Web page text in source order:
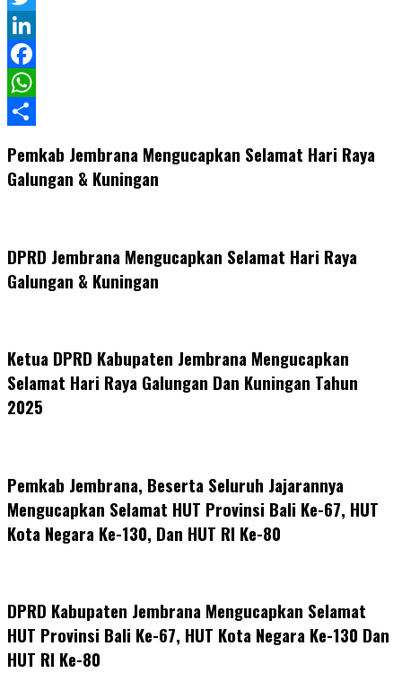
Twitter
LinkedIn
Facebook
WhatsApp
Pemkab Jembrana Mengucapkan Selamat Hari Raya
Galungan & Kuningan
DPRD Jembrana Mengucapkan Selamat Hari Raya
Galungan & Kuningan
Ketua DPRD Kabupaten Jembrana Mengucapkan
Selamat Hari Raya Galungan Dan Kuningan Tahun
2025
Pemkab Jembrana, Beserta Seluruh Jajarannya
Mengucapkan Selamat HUT Provinsi Bali Ke-67, HUT
Kota Negara Ke-130, Dan HUT RI Ke-80
DPRD Kabupaten Jembrana Mengucapkan Selamat
HUT Provinsi Bali Ke-67, HUT Kota Negara Ke-130 Dan
HUT RI Ke-80